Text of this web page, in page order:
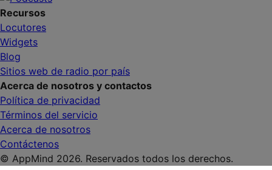
Recursos
Locutores
Widgets
Blog
Sitios web de radio por país
Acerca de nosotros y contactos
Política de privacidad
Términos del servicio
Acerca de nosotros
Contáctenos
© AppMind 2026. Reservados todos los derechos.